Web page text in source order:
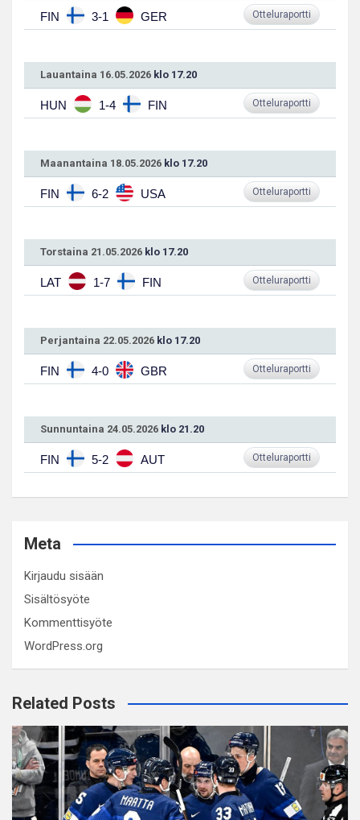
FIN 3-1 GER Otteluraportti
Lauantaina 16.05.2026 klo 17.20
HUN 1-4 FIN Otteluraportti
Maanantaina 18.05.2026 klo 17.20
FIN 6-2 USA Otteluraportti
Torstaina 21.05.2026 klo 17.20
LAT 1-7 FIN Otteluraportti
Perjantaina 22.05.2026 klo 17.20
FIN 4-0 GBR Otteluraportti
Sunnuntaina 24.05.2026 klo 21.20
FIN 5-2 AUT Otteluraportti
Meta
Kirjaudu sisään
Sisältösyöte
Kommenttisyöte
WordPress.org
Related Posts